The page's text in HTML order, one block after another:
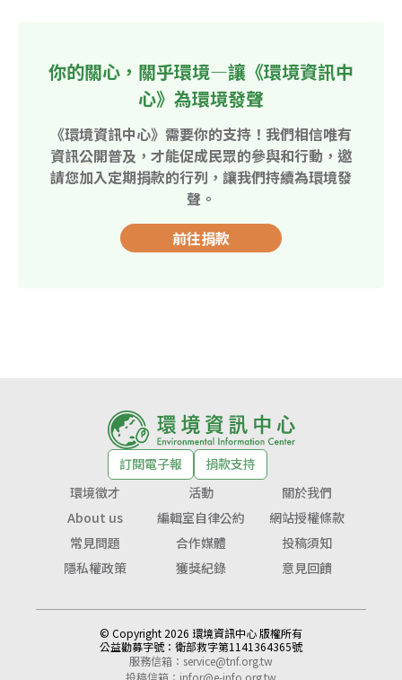
你的關心，關乎環境—讓《環境資訊中
心》為環境發聲
《環境資訊中心》需要你的支持！我們相信唯有
資訊公開普及，才能促成民眾的參與和行動，邀
請您加入定期捐款的行列，讓我們持續為環境發
聲。
前往捐款
訂閱電子報
捐款支持
環境徵才
活動
關於我們
About us
編輯室自律公約
網站授權條款
常見問題
合作媒體
投稿須知
隱私權政策
獲獎紀錄 意見回饋
© Copyright 2026 環境資訊中心 版權所有
公益勸募字號： 衛部救字第1141364365號
服務信箱： service@tnf.org.tw
投稿信箱： infor@e-info.org.tw